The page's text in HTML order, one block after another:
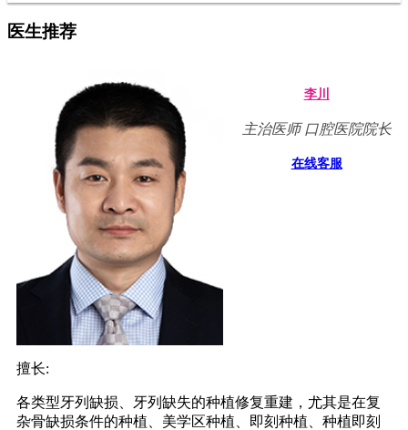
医生推荐
李川
主治医师 口腔医院院长
在线客服
擅长:
各类型牙列缺损、牙列缺失的种植修复重建，尤其是在复
杂骨缺损条件的种植、美学区种植、即刻种植、种植即刻